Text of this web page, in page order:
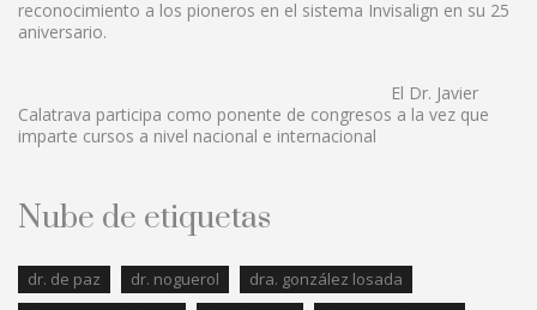
reconocimiento a los pioneros en el sistema Invisalign en su 25
aniversario.
El Dr. Javier
Calatrava participa como ponente de congresos a la vez que
imparte cursos a nivel nacional e internacional
Nube de etiquetas
dr. de paz dr. noguerol
dra. gonzález losada